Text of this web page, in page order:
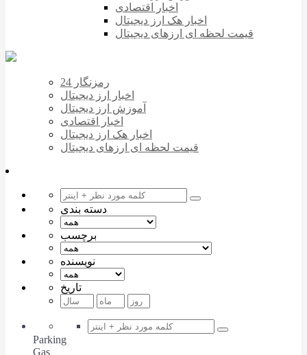
اخبار اقتصادی
اخبار هک ارز دیجیتال
قیمت لحظه ای ارزهای دیجیتال
رمزنگار 24
اخبار ارز دیجیتال
آموزش ارز دیجیتال
اخبار اقتصادی
اخبار هک ارز دیجیتال
قیمت لحظه ای ارزهای دیجیتال
دسته بندی
برچسب
نویسنده
تاریخ
Parking
Gas